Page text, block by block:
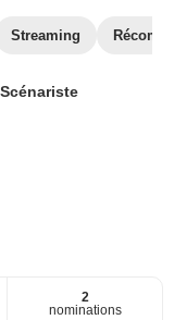
Streaming
Scénariste
2
nominations